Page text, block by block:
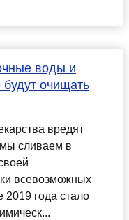
воды и
очищать
вредят
сливаем в
всевозможных
2019 года стало